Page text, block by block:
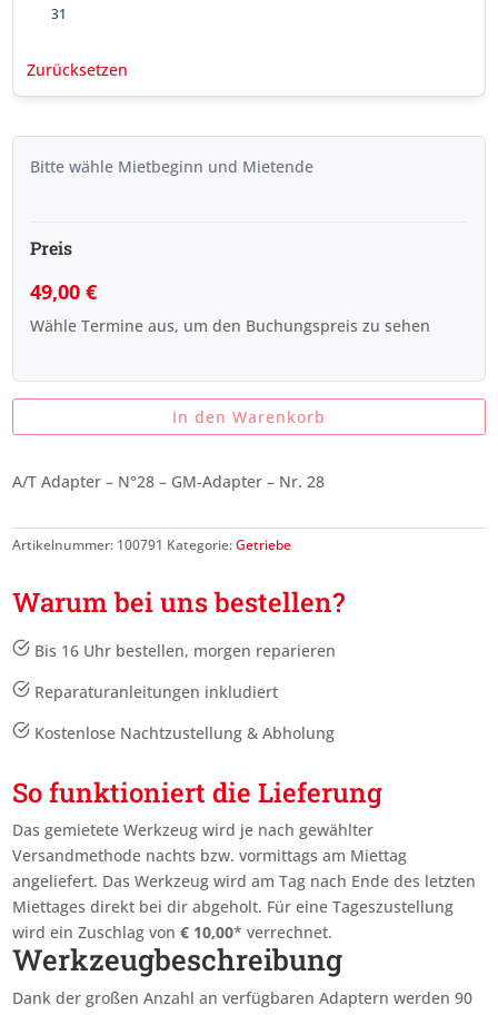
31
Zurücksetzen
Bitte wähle Mietbeginn und Mietende
Preis
49,00€
Wähle Termine aus, um den Buchungspreis zu sehen
In den Warenkorb
A/T Adapter – N°28 – GM-Adapter – Nr. 28
Artikelnummer: 100791 Kategorie:Getriebe
Warum bei uns bestellen?
Bis 16 Uhr bestellen, morgen reparieren
Reparaturanleitungen inkludiert
Kostenlose Nachtzustellung & Abholung
So funktioniert die Lieferung
Das gemietete Werkzeug wird je nach gewählter
Versandmethode nachts bzw. vormittags am Miettag
angeliefert. Das Werkzeug wird am Tag nach Ende des letzten
Miettagesdirekt bei dir abgeholt. Für eine Tageszustellung
wird ein Zuschlag von€ 10,00* verrechnet.
Werkzeugbeschreibung
Dank der großen Anzahl an verfügbaren Adaptern werden 90